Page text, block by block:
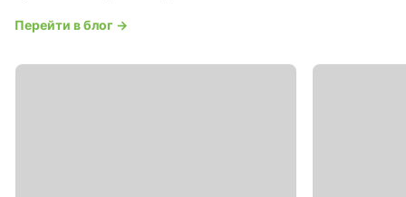
Перейти в блог →